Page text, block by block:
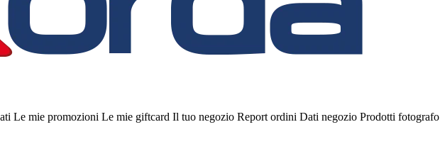
Le mie promozioni Le mie giftcard Il tuo negozio Report ordini Dati negozio Prodotti fotografo